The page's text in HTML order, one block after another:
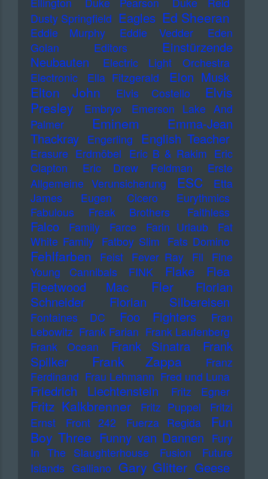
Dusty Springfield Eagles Ed Sheeran
Eddie Murphy Eddie Vedder
Eden
Golan
Editors
Einstürzende
Neubauten
Electric Light Orchestra
Electronic
Ella Fitzgerald Elon Musk
Elton John Elvis Costello
Elvis
Presley
Embryo
Emerson Lake And
Palmer
Eminem
Emma-Jean
Thackray
Engerling English Teacher
Erasure Erdmöbel Eric B & Rakim Eric
Clapton
Eric Drew Feldman
Erste
Allgemeine Verunsicherung
ESC
Etta
James
Eugen Cicero
Eurythmics
Fabulous Freak Brothers
Faithless
Falco Family Farce Farin Urlaub
Fat
White Family Fatboy Slim Fats Domino
Fehlfarben Feist Fever Ray Fil
Fine
Young Cannibals
FINK Flake
Flea
Fleetwood Mac
Fler
Florian
Schneider
Florian Silbereisen
Fontaines DC Foo Fighters
Fran
Lebowitz Frank Farian Frank Laufenberg
Frank Ocean
Frank Sinatra
Frank
Spilker
Frank Zappa
Franz
Ferdinand Frau Lehmann Fred und Luna
Friedrich Liechtenstein Fritz Egner
Fritz Kalkbrenner Fritz Puppel
Fritzi
Ernst
Front 242 Fuerza Regida
Fun
Boy Three Funny van Dannen Fury
In The Slaughterhouse
Fusion
Future
Islands Galliano Gary Glitter Geese